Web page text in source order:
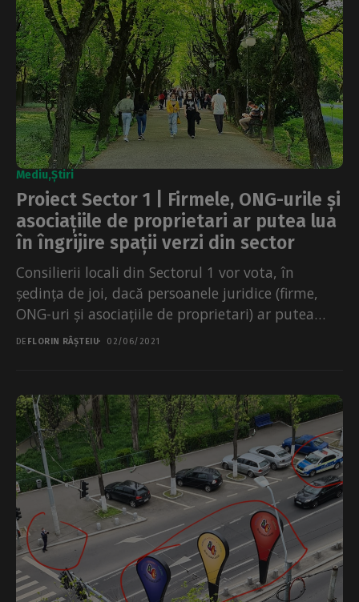
Mediu Știri
Proiect Sector 1 | Firmele, ONG-urile și
asociațiile de proprietari ar putea lua
în îngrijire spații verzi din sector
Consilierii locali din Sectorul 1 vor vota, în
ședința de joi, dacă persoanele juridice (firme,
ONG-uri și asociațiile de proprietari) ar putea
lua,...
DE FLORIN RÂȘTEIU 02/06/2021